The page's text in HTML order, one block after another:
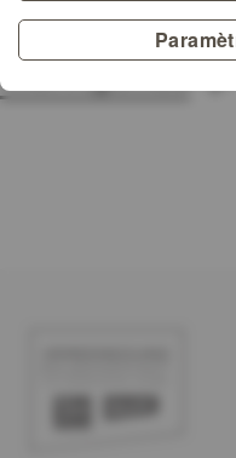
méi Agenda